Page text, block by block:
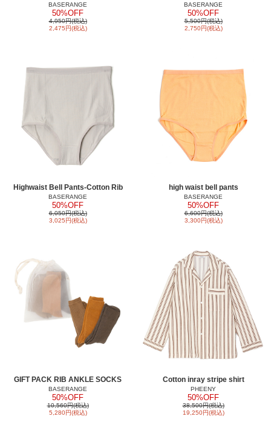
BASERANGE
50%OFF
4,950円(税込)
2,475円(税込)
BASERANGE
50%OFF
5,500円(税込)
2,750円(税込)
Highwaist Bell Pants-Cotton Rib
BASERANGE
50%OFF
6,050円(税込)
3,025円(税込)
high waist bell pants
BASERANGE
50%OFF
6,600円(税込)
3,300円(税込)
GIFT PACK RIB ANKLE SOCKS
BASERANGE
50%OFF
10,560円(税込)
5,280円(税込)
Cotton inray stripe shirt
PHEENY
50%OFF
38,500円(税込)
19,250円(税込)